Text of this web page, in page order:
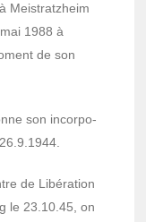
Meis­tratz­heim
1988 à
de son
son incor­po­
de Libé­ra­tion
le 23.10.45, on